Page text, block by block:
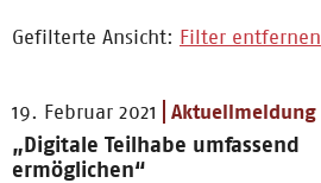
Gefilterte Ansicht: Filter entfernen
19. Februar 2021 Aktuellmeldung
„Digitale Teilhabe umfassend
ermöglichen“